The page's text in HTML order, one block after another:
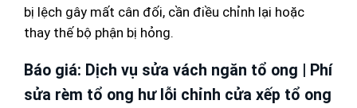
bị lệch gây mất cân đối, cần điều chỉnh lại hoặc
thay thế bộ phận bị hỏng.
Báo giá: Dịch vụ sửa vách ngăn tổ ong | Phí
sửa rèm tổ ong hư lỗi chỉnh cửa xếp tổ ong